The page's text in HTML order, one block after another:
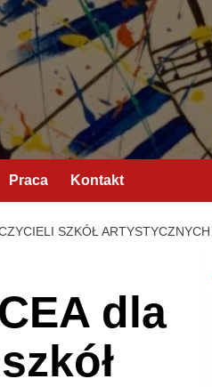
Praca Kontakt
SZKÓŁ ARTYSTYCZNYCH
dla